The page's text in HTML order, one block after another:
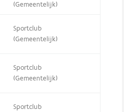
(Gemeentelijk)
Sportclub
(Gemeentelijk)
Sportclub
(Gemeentelijk)
Sportclub